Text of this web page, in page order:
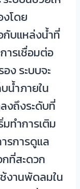
โดย
กับแหล่งน้ำที่
ารเชื่อมต่อ
ง ระบบจะ
น้ำภายใน
งถึงระดับที่
ทำการเติม
รการดูแล
กที่สะดวก
งานพัดลมใน